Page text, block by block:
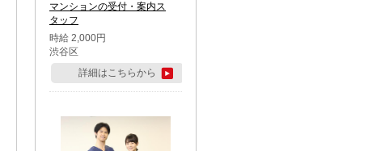
マンションの受付・案内ス
タッフ
時給 2,000円
渋谷区
詳細はこちらから